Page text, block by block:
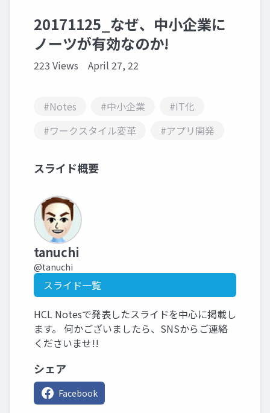
20171125_なぜ、中小企業に
ノーツが有効なのか!
223 Views April 27, 22
#Notes #中小企業
#IT化
#ワークスタイル変革
#アプリ開発
スライド概要
tanuchi
@tanuchi
スライド一覧
HCL Notesで発表したスライドを中心に掲載し
ます。 何かございましたら、SNSからご連絡
くださいませ!!
シェア
Facebook